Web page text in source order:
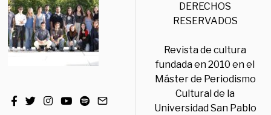
DERECHOS
RESERVADOS
Revista de cultura
fundada en 2010 en el
Máster de Periodismo
Cultural de la
Universidad San Pablo